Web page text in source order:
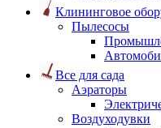
Клининговое
Пылесосы
Все для сада
Аэраторы
Воздуходувки